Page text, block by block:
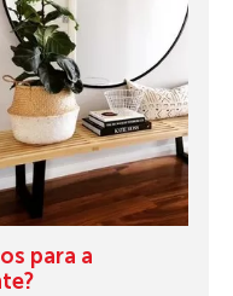
para a